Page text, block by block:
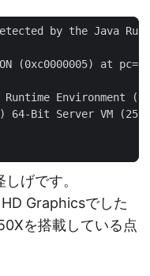
げです。
Graphicsでした
を搭載している点